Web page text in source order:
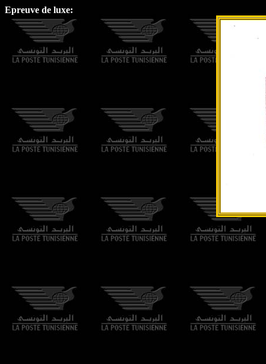
Epreuve de luxe: